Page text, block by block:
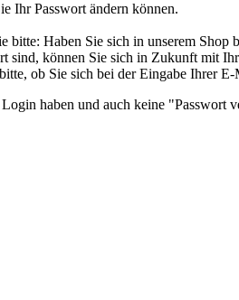
Ihr Passwort ändern können.
Haben Sie sich in unserem Shop
sind, können Sie sich in Zukunft mit
ob Sie sich bei der Eingabe Ihrer
haben und auch keine "Passwort